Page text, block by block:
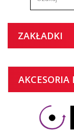
ZAKŁADKI
AKCESORIA